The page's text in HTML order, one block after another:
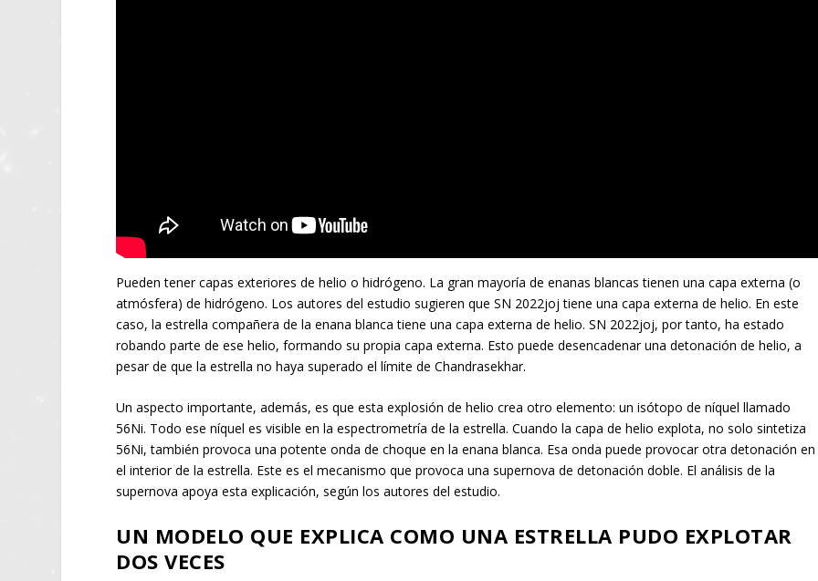
Pueden tener capas exteriores de helio o hidrógeno. La gran mayoría de enanas blancas tienen una capa externa (o
atmósfera) de hidrógeno. Los autores del estudio sugieren que SN 2022joj tiene una capa externa de helio. En este
caso, la estrella compañera de la enana blanca tiene una capa externa de helio. SN 2022joj, por tanto, ha estado
robando parte de ese helio, formando su propia capa externa. Esto puede desencadenar una detonación de helio, a
pesar de que la estrella no haya superado el límite de Chandrasekhar.
Un aspecto importante, además, es que esta explosión de helio crea otro elemento: un isótopo de níquel llamado
56Ni. Todo ese níquel es visible en la espectrometría de la estrella. Cuando la capa de helio explota, no solo sintetiza
56Ni, también provoca una potente onda de choque en la enana blanca. Esa onda puede provocar otra detonación en
el interior de la estrella. Este es el mecanismo que provoca una supernova de detonación doble. El análisis de la
supernova apoya esta explicación, según los autores del estudio.
UN MODELO QUE EXPLICA COMO UNA ESTRELLA PUDO EXPLOTAR
DOS VECES